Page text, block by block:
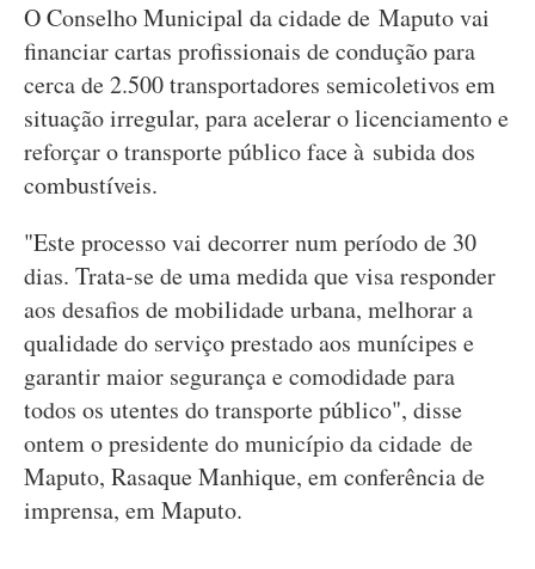
O Conselho Municipal da cidade de Maputo vai
financiar cartas profissionais de condução para
cerca de 2.500 transportadores semicoletivos em
situação irregular, para acelerar o licenciamento e
reforçar o transporte público face à subida dos
combustíveis.
"Este processo vai decorrer num período de 30
dias. Trata-se de uma medida que visa responder
aos desafios de mobilidade urbana, melhorar a
qualidade do serviço prestado aos munícipes e
garantir maior segurança e comodidade para
todos os utentes do transporte público", disse
ontem o presidente do município da cidade de
Maputo, Rasaque Manhique, em conferência de
imprensa, em Maputo.